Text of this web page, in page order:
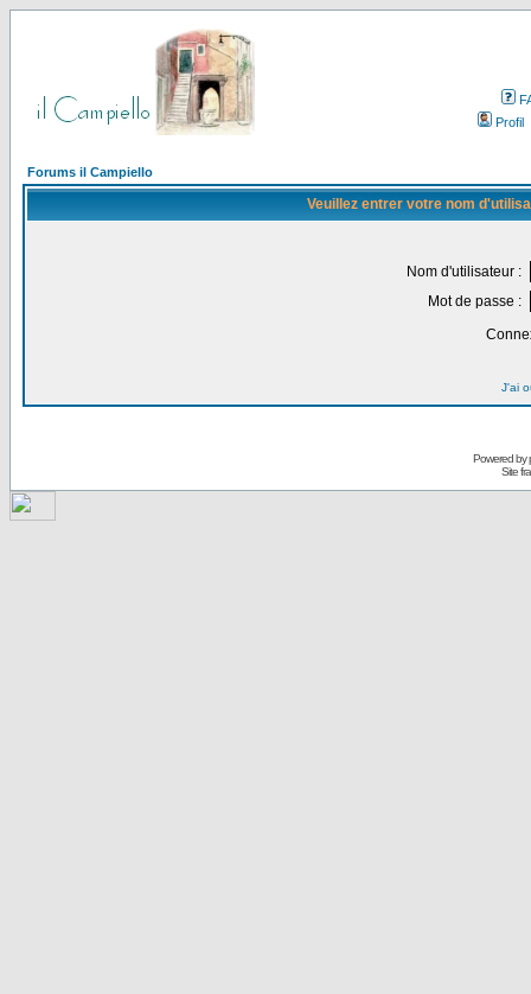
Profil
Forums il Campiello
Veuillez entrer votre nom
Nom d'utilisateur :
Mot de passe :
J'ai
Powered by
Site